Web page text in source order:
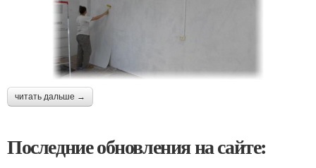
читать дальше →
Последние обновления на сайте: